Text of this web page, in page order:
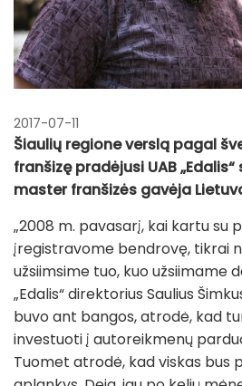
2017-07-11
Šiaulių regione verslą pagal
franšizę pradėjusi UAB
master franšizės gavėja
„2008 m. pavasarį, kai kartu su
įregistravome bendrovę, tikrai
užsiimsime tuo, kuo užsiimame
„Edalis“ direktorius Saulius
buvo ant bangos, atrodė, kad
investuoti į autoreikmenų
Tuomet atrodė, kad viskas bus